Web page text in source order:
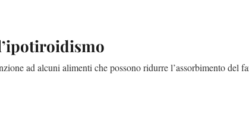
ad alcuni alimenti che possono ridurre l’assorbimento del